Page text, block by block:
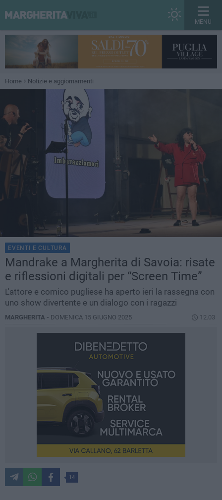
MENU
Home Notizie e aggiornamenti
EVENTI E CULTURA
Mandrake a Margherita di Savoia: risate
e riflessioni digitali per “Screen Time”
L'attore e comico pugliese ha aperto ieri la rassegna con
uno show divertente e un dialogo con i ragazzi
MARGHERITA - DOMENICA 15 GIUGNO 2025 12.03
14